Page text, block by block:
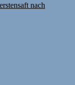
nach